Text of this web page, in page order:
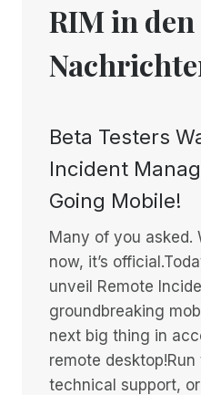
RIM in den
Beta Testers
Incident
Going Mobile!
Many of you asked.
now, it’s
unveil Remote
groundbreaking
next big thing in
remote
technical support,